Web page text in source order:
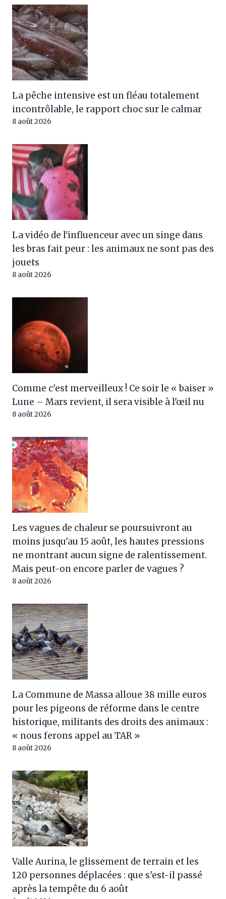
La pêche intensive est un fléau totalement
incontrôlable, le rapport choc sur le calmar
8 août 2026
La vidéo de l'influenceur avec un singe dans
les bras fait peur : les animaux ne sont pas des
jouets
8 août 2026
Comme c'est merveilleux ! Ce soir le « baiser »
Lune – Mars revient, il sera visible à l'œil nu
8 août 2026
Les vagues de chaleur se poursuivront au
moins jusqu'au 15 août, les hautes pressions
ne montrant aucun signe de ralentissement.
Mais peut-on encore parler de vagues ?
8 août 2026
La Commune de Massa alloue 38 mille euros
pour les pigeons de réforme dans le centre
historique, militants des droits des animaux :
« nous ferons appel au TAR »
8 août 2026
Valle Aurina, le glissement de terrain et les
120 personnes déplacées : que s'est-il passé
après la tempête du 6 août